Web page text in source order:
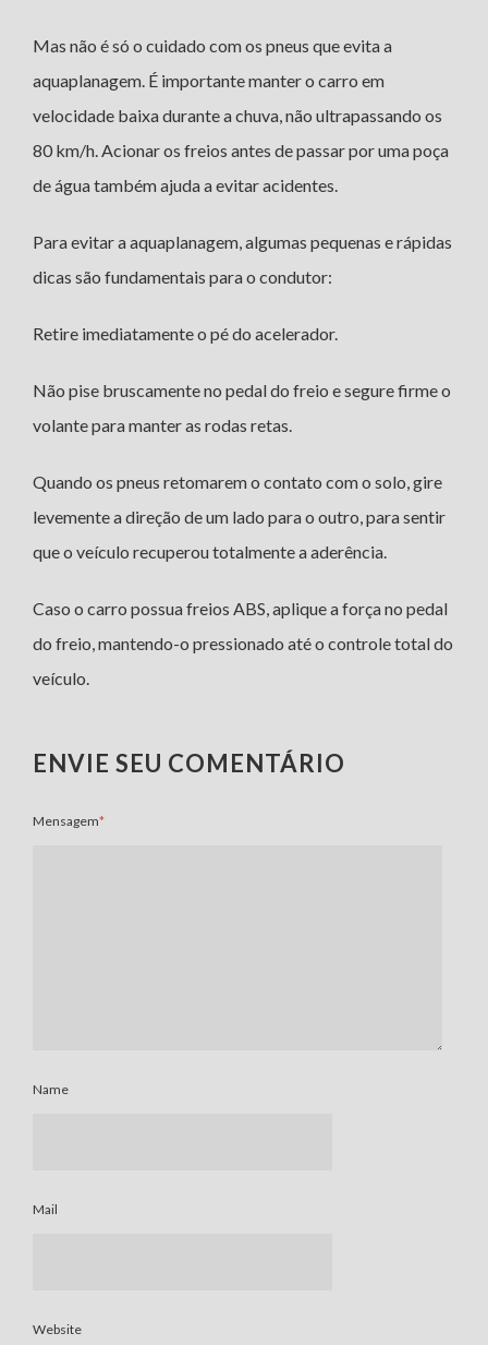
Mas não é só o cuidado com os pneus que evita a
aquaplanagem. É importante manter o carro em
velocidade baixa durante a chuva, não ultrapassando os
80 km/h. Acionar os freios antes de passar por uma poça
de água também ajuda a evitar acidentes.
Para evitar a aquaplanagem, algumas pequenas e rápidas
dicas são fundamentais para o condutor:
Retire imediatamente o pé do acelerador.
Não pise bruscamente no pedal do freio e segure firme o
volante para manter as rodas retas.
Quando os pneus retomarem o contato com o solo, gire
levemente a direção de um lado para o outro, para sentir
que o veículo recuperou totalmente a aderência.
Caso o carro possua freios ABS, aplique a força no pedal
do freio, mantendo-o pressionado até o controle total do
veículo.
ENVIE SEU COMENTÁRIO
Mensagem*
Name
Mail
Website